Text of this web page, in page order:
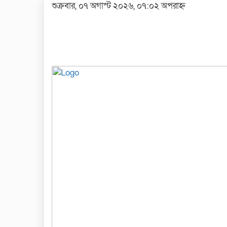
শুক্রবার, ০৭ অগাস্ট ২০২৬, ০৭:০২ অপরাহ্ন